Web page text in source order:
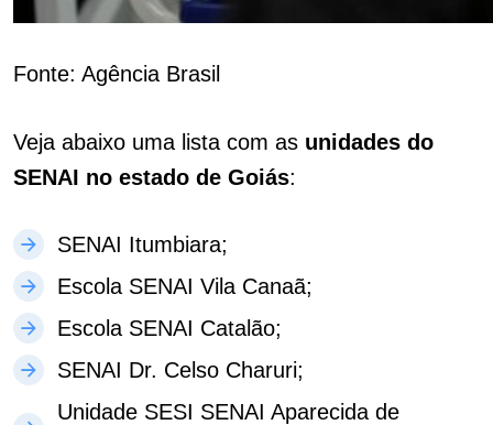
Fonte: Agência Brasil
Veja abaixo uma lista com as unidades do
SENAI no estado de Goiás:
SENAI Itumbiara;
Escola SENAI Vila Canaã;
Escola SENAI Catalão;
SENAI Dr. Celso Charuri;
Unidade SESI SENAI Aparecida de